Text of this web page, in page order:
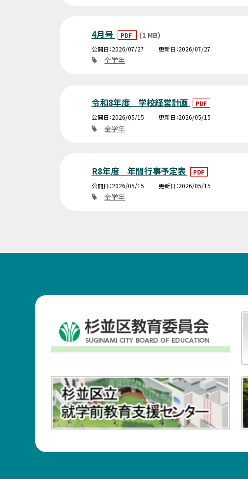
4月号 PDF (1 MB)
公開日 2026/07/27 更新日 2026/07/27
全学年
令和8年度 学校経営計画
PDF
公開日 2026/05/15 更新日 2026/05/15
全学年
R8年度 年間行事予定表
PDF
公開日 2026/05/15 更新日 2026/05/15
全学年